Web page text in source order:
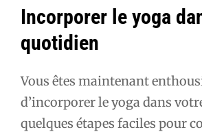
Incorporer le yoga
quotidien
Vous êtes maintenant
d’incorporer le yoga dans
quelques étapes faciles pour